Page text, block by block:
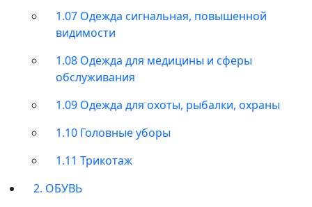
1.07 Одежда сигнальная, повышенной
видимости
1.08 Одежда для медицины и сферы
обслуживания
1.09 Одежда для охоты, рыбалки, охраны
1.10 Головные уборы
1.11 Трикотаж
2. ОБУВЬ